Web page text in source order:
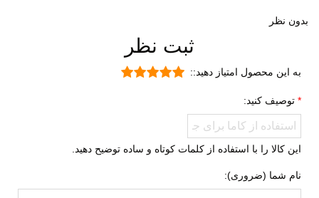
تمرین
جنس رویه
چرم مصنوعی
ویژگی کفی داخلی
قابل تعویض
جنس زیره لاستیک هامتو
بدون نظر
ثبت نظر
به این محصول امتیاز دهید::
توصیف کنید:
این کالا را با استفاده از کلمات کوتاه و ساده توضیح دهید.
نام شما (ضروری):